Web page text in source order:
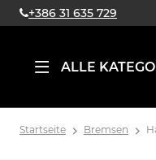
+386 31 635 729
ALLE
Startseite Bremsen